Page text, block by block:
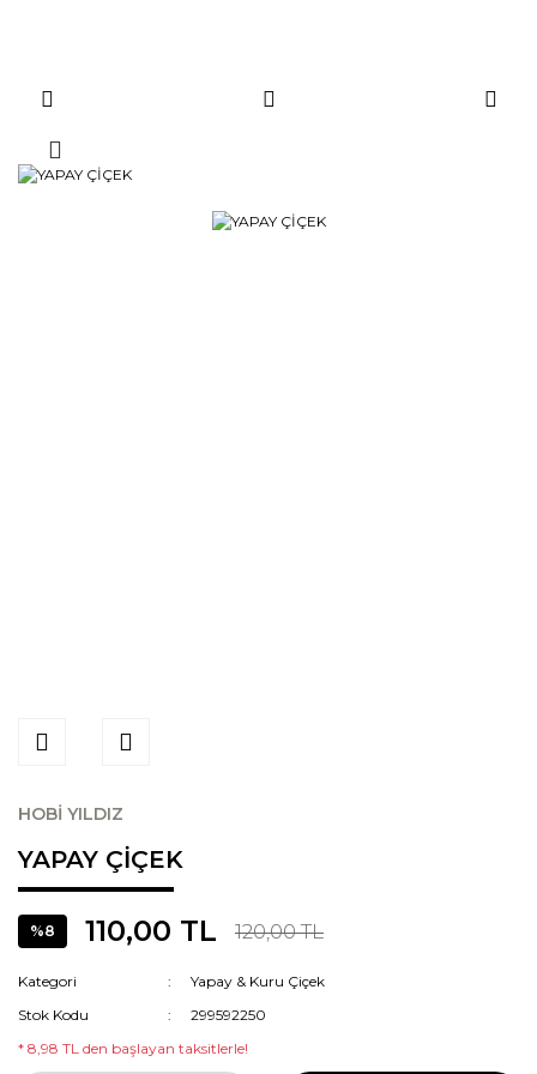
HOBİ YILDIZ
YAPAY ÇİÇEK
%8 110,00 TL 120,00 TL
Kategori
Yapay & Kuru Çiçek
Stok Kodu
299592250
* 8,98 TL den başlayan taksitlerle!